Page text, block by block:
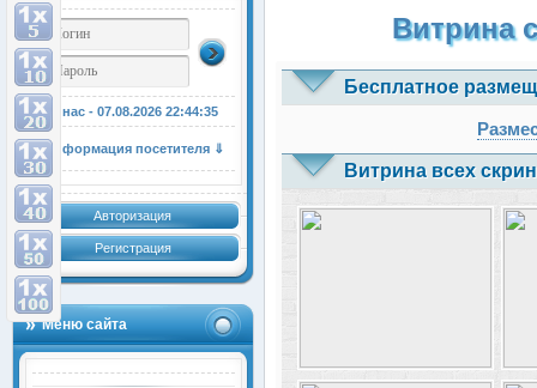
У нас - 07.08.2026 22:44:35
Информация посетителя ⇓
Авторизация
Регистрация
Меню сайта
Витрина
Бесплатное
Витрина всех